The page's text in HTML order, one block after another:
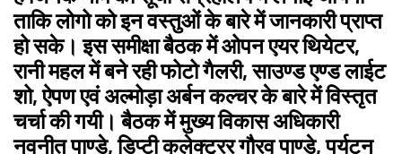
ताकि लोगो को इन वस्तुओं के बारे में जानकारी प्राप्त
हो सके। इस समीक्षा बैठक में ओपन एयर थियेटर,
रानी महल में बने रही फोटो गैलरी, साउण्ड एण्ड लाईट
शो, ऐपण एवं अल्मोड़ा अर्बन कल्चर के बारे में विस्तृत
चर्चा की गयी। बैठक में मुख्य विकास अधिकारी
नवनीत पाण्डे, डिप्टी कलेक्ट्रर गौरव पाण्डे, पर्यटन